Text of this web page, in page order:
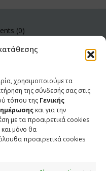
χρησιμοποιούμε τα
της σύνδεσής σας στις
τόπου της Γενικής
και για την
με τα προαιρετικά cookies
μόνο θα
προαιρετικά cookies
(0)